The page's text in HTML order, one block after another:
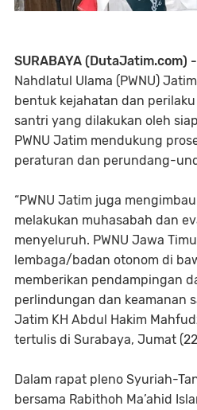
SURABAYA (DutaJatim.com) -
Nahdlatul Ulama (PWNU)
bentuk kejahatan dan
santri yang dilakukan oleh
PWNU Jatim mendukung
peraturan dan perundang-
“PWNU Jatim juga
melakukan muhasabah dan
menyeluruh. PWNU Jawa
lembaga/badan otonom di
memberikan pendampingan
perlindungan dan keamanan
Jatim KH Abdul Hakim
tertulis di Surabaya, Jumat
Dalam rapat pleno Syuriah-
bersama Rabithoh Ma’ahid